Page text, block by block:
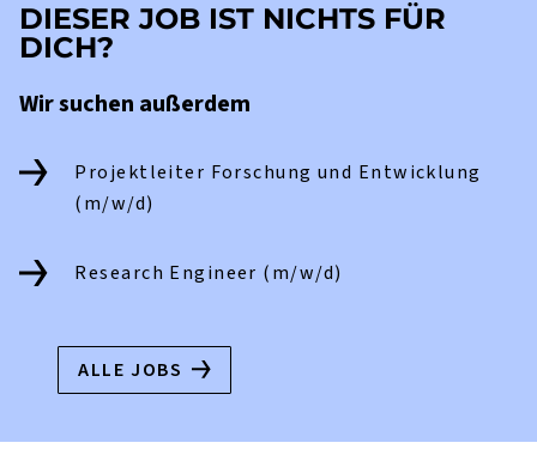
DIESER JOB IST NICHTS FÜR
DICH?
Wir suchen außerdem
Projektleiter Forschung und Entwicklung
(m/w/d)
Research Engineer (m/w/d)
ALLE JOBS